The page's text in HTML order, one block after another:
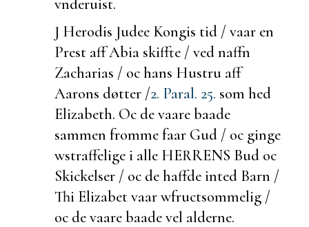
J Herodis Judee Kongis tid / vaar en
Prest aff Abia skiffte / ved naffn
Zacharias / oc hans Hustru aff
Aarons døtter /2. Paral. 25. som hed
Elizabeth. Oc de vaarebaade
sammen fromme faar Gud / oc ginge
wstraffelige i alle HERRENS Bud oc
Skickelser / oc de haffde inted Barn /
Thi Elizabet vaar wfructsommelig /
oc de vaarebaade vel alderne.